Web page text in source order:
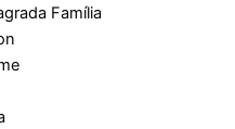
Família